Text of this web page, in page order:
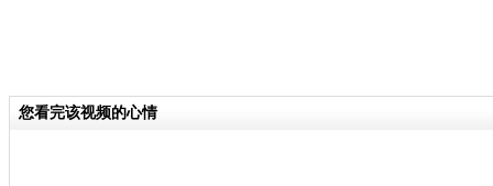
您看完该视频的心情